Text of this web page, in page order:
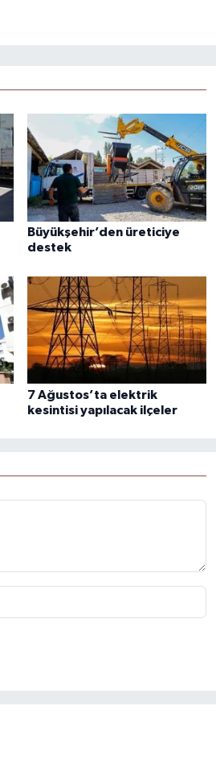
Büyükşehir’den üreticiye
destek
7 Ağustos’ta elektrik
kesintisi yapılacak ilçeler